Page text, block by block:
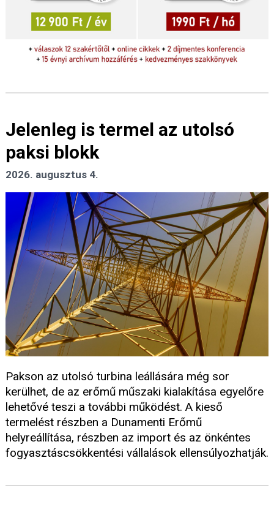
Jelenleg is termel az utolsó
paksi blokk
2026. augusztus 4.
Pakson az utolsó turbina leállására még sor
kerülhet, de az erőmű műszaki kialakítása egyelőre
lehetővé teszi a további működést. A kieső
termelést részben a Dunamenti Erőmű
helyreállítása, részben az import és az önkéntes
fogyasztáscsökkentési vállalások ellensúlyozhatják.